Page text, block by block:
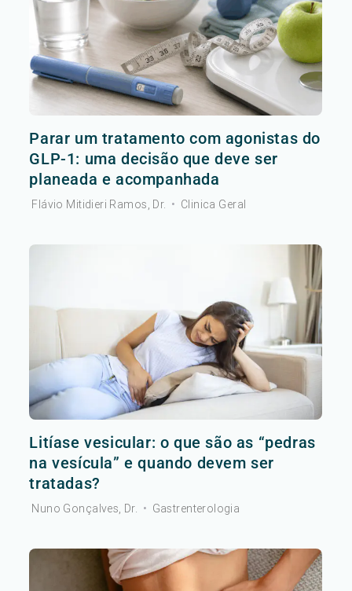
Parar um tratamento com agonistas do
GLP-1: uma decisão que deve ser
planeada e acompanhada
Flávio Mitidieri Ramos, Dr. • Clinica Geral
Litíase vesicular: o que são as “pedras
na vesícula” e quando devem ser
tratadas?
Nuno Gonçalves, Dr. • Gastrenterologia